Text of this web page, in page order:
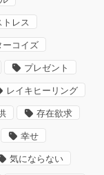
トレス
ーコイズ
プレゼント
レイキヒーリング
存在欲求
幸せ
気にならない